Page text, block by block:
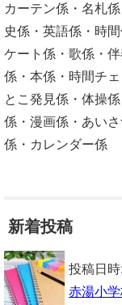
カーテン係・名札
史係・英語係・時
ケート係・歌係・
係・本係・時間チ
とこ発見係・体操
係・漫画係・あい
係・カレンダー係
新着投稿
投稿日時:
赤湯小